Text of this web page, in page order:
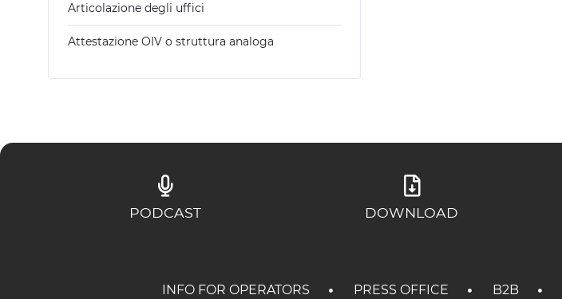
Articolazione degli uffici
Attestazione OIV o struttura analoga
PODCAST DOWNLOAD
INFO FOR OPERATORS PRESS OFFICE B2B